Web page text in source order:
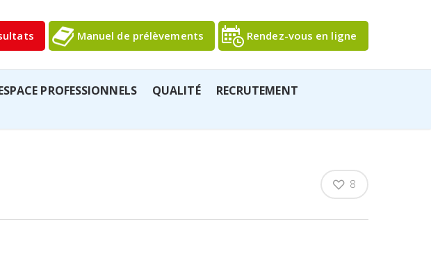
Manuel de prélèvements Rendez-vous en ligne
PROFESSIONNELS QUALITÉ RECRUTEMENT
8